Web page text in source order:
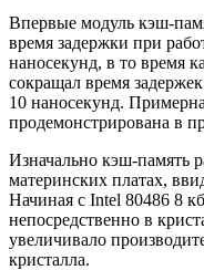
Впервые модуль кэш-
время задержки при
наносекунд, в то время
сокращал время
10 наносекунд.
продемонстрирована в
Изначально кэш-память
материнских платах,
Начиная с Intel 80486 8
непосредственно в
увеличивало
кристалла.